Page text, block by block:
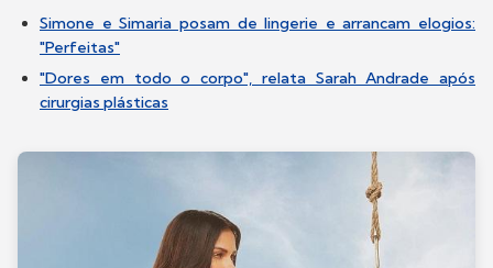
Simone e Simaria posam de lingerie e arrancam elogios:
"Perfeitas"
"Dores em todo o corpo", relata Sarah Andrade após
cirurgias plásticas